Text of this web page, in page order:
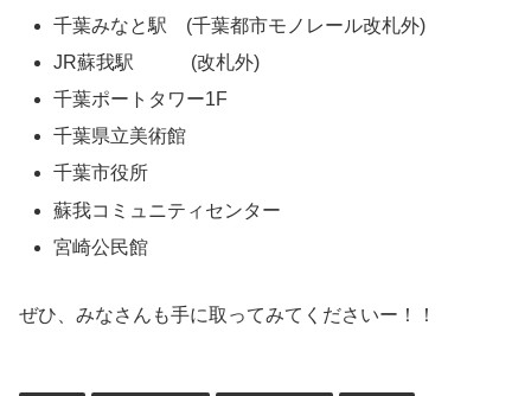
千葉みなと駅 (千葉都市モノレール改札外)
JR蘇我駅 (改札外)
千葉ポートタワー1F
千葉県立美術館
千葉市役所
蘇我コミュニティセンター
宮崎公民館
ぜひ、みなさんも手に取ってみてくださいー！！